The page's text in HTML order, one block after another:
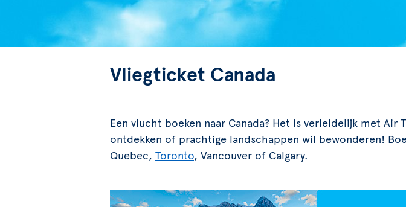
Vliegticket Canada
Een vlucht boeken naar Canada? Het is verleidelijk met
ontdekken of prachtige landschappen wil bewonderen!
Quebec, Toronto, Vancouver of Calgary.